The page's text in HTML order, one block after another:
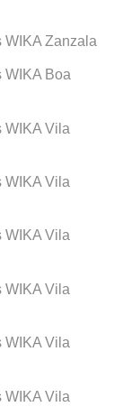
WIKA Zanzala
WIKA Boa
WIKA Vila
WIKA Vila
WIKA Vila
WIKA Vila
WIKA Vila
WIKA Vila